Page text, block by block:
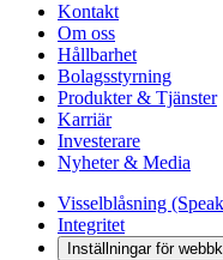
Kontakt
Om oss
Hållbarhet
Bolagsstyrning
Produkter & Tjänster
Karriär
Investerare
Nyheter & Media
Visselblåsning
Integritet
Inställningar för